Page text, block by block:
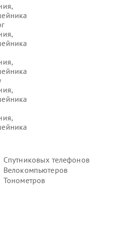
Спутниковых телефонов
Велокомпьютеров
Тонометров